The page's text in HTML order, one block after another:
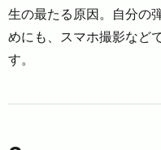
生の最たる原因。自分の
めにも、スマホ撮影など
す。